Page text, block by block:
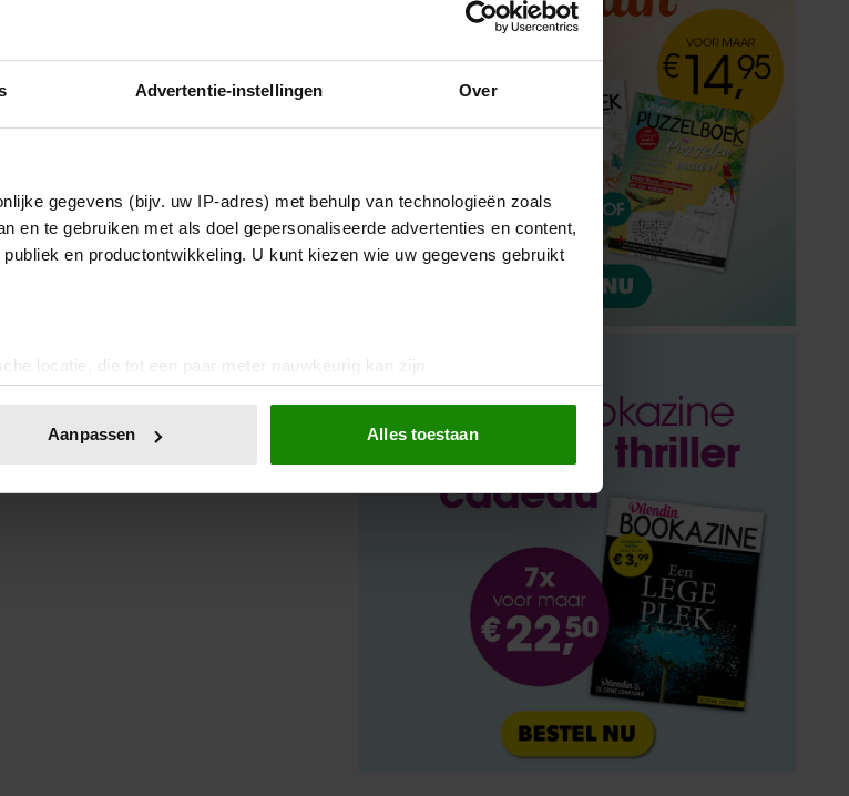
Advertentie-instellingen Over
gegevens (bijv. uw IP-adres) met behulp van technologieën zoals
en te gebruiken met als doel gepersonaliseerde advertenties en content,
en productontwikkeling. U kunt kiezen wie uw gegevens gebruikt
locatie, die tot een paar meter nauwkeurig kan zijn
scannen op specifieke eigenschappen (fingerprinting)
in de Cookieverklaring.
te personaliseren, om functies voor social media te bieden en om ons
deze gegevens combineren met andere informatie die u aan ze heeft
uw gebruik van hun services. U gaat akkoord met onze cookies als u
Aanpassen Alles toestaan